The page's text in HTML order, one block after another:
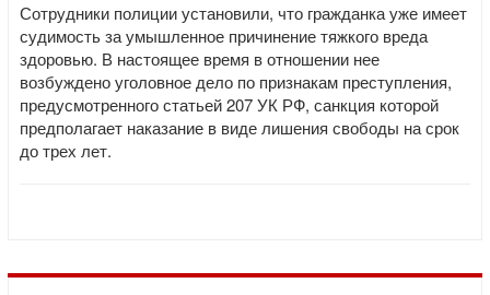
Сотрудники полиции установили, что гражданка уже имеет
судимость за умышленное причинение тяжкого вреда
здоровью. В настоящее время в отношении нее
возбуждено уголовное дело по признакам преступления,
предусмотренного статьей 207 УК РФ, санкция которой
предполагает наказание в виде лишения свободы на срок
до трех лет.